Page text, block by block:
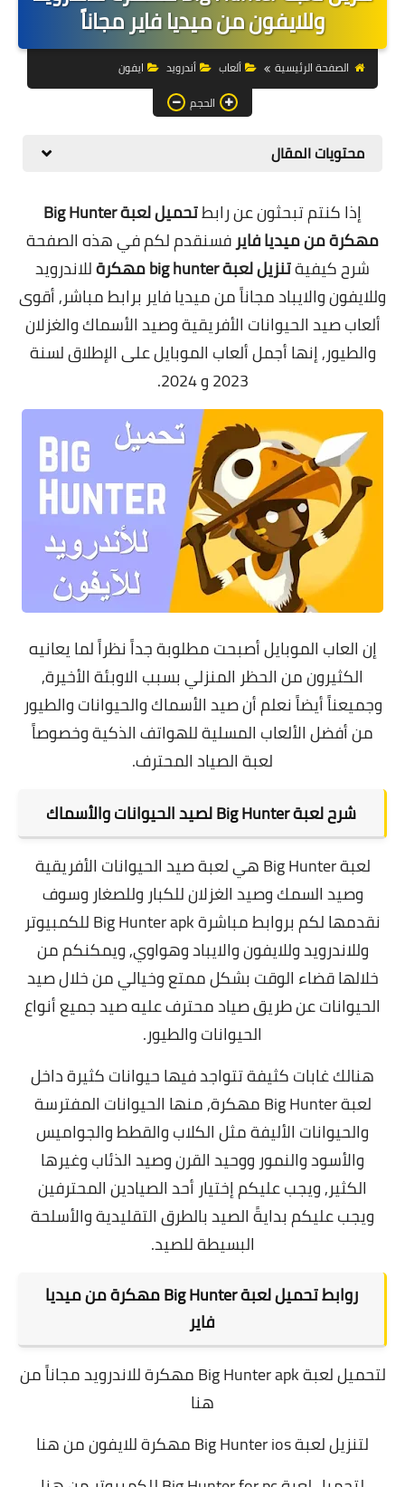
التجارة الالكترونية
التسويق
التداول
الهاتف
المواقع
زيادة متابعين
العملات المشفرة
الاستثمار
وللايفون من ميديا فاير مجاناً
الصفحة الرئيسية ألعاب أندرويد
ايفون
الحجم
محتويات المقال
إذا كنتم تبحثون عن رابط
تحميل لعبة Big Hunter
مهكرة من ميديا فايرفسنقدم لكم في هذه الصفحة
شرح كيفيةتنزيل لعبة big hunter مهكرة
للاندرويد
وللايفون والايباد مجاناً من ميديا فاير برابط مباشر, أقوى
ألعاب صيد الحيوانات الأفريقية وصيد الأسماك والغزلان
والطيور, إنها أجمل ألعاب الموبايل على الإطلاق لسنة
2023 و 2024.
إن العاب الموبايل أصبحت مطلوبة جداً نظراً لما يعانيه
الكثيرون من الحظر المنزلي بسبب الاوبئة الأخيرة,
وجميعناً أيضاً نعلم أن صيد الأسماك والحيوانات والطيور
من أفضل الألعاب المسلية للهواتف الذكية وخصوصاً
لعبة الصياد المحترف.
شرح لعبة Big Hunter لصيد الحيوانات والأسماك
لعبة Big Hunter هي لعبة صيد الحيوانات الأفريقية
وصيد السمك وصيد الغزلان للكبار وللصغار وسوف
نقدمها لكم بروابط مباشرة Big Hunter apk للكمبيوتر
وللاندرويد وللايفون والايباد وهواوي, ويمكنكم من
خلالها قضاء الوقت بشكل ممتع وخيالي من خلال صيد
الحيوانات عن طريق صياد محترف عليه صيد جميع أنواع
الحيوانات والطيور.
هنالك غابات كثيفة تتواجد فيها حيوانات كثيرة داخل
لعبة Big Hunter مهكرة, منها الحيوانات المفترسة
والحيوانات الأليفة مثل الكلاب والقطط والجواميس
والأسود والنمور ووحيد القرن وصيد الذئاب وغيرها
الكثير, ويجب عليكم إختيار أحد الصيادين المحترفين
ويجب عليكم بدايةً الصيد بالطرق التقليدية والأسلحة
البسيطة للصيد.
روابط تحميل لعبة Big Hunter مهكرة من ميديا
فاير
لتحميل لعبة Big Hunter apk مهكرة للاندرويد مجاناً
من
هنا
لتنزيل لعبة Big Hunter ios مهكرة للايفون
من هنا